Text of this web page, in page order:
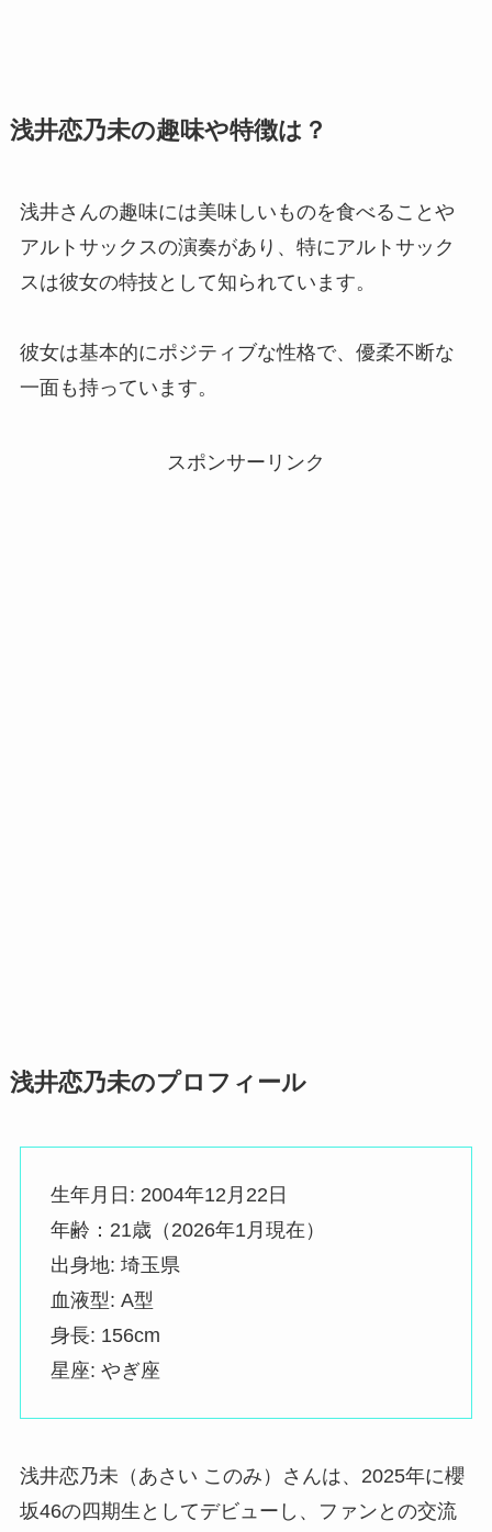
浅井恋乃未の趣味や特徴は？
浅井さんの趣味には美味しいものを食べることや
アルトサックスの演奏があり、特にアルトサック
スは彼女の特技として知られています。
彼女は基本的にポジティブな性格で、優柔不断な
一面も持っています。
スポンサーリンク
浅井恋乃未のプロフィール
生年月日: 2004年12月22日
年齢：21歳（2026年1月現在）
出身地: 埼玉県
血液型: A型
身長: 156cm
星座: やぎ座
浅井恋乃未（あさい このみ）さんは、2025年に櫻
坂46の四期生としてデビューし、ファンとの交流